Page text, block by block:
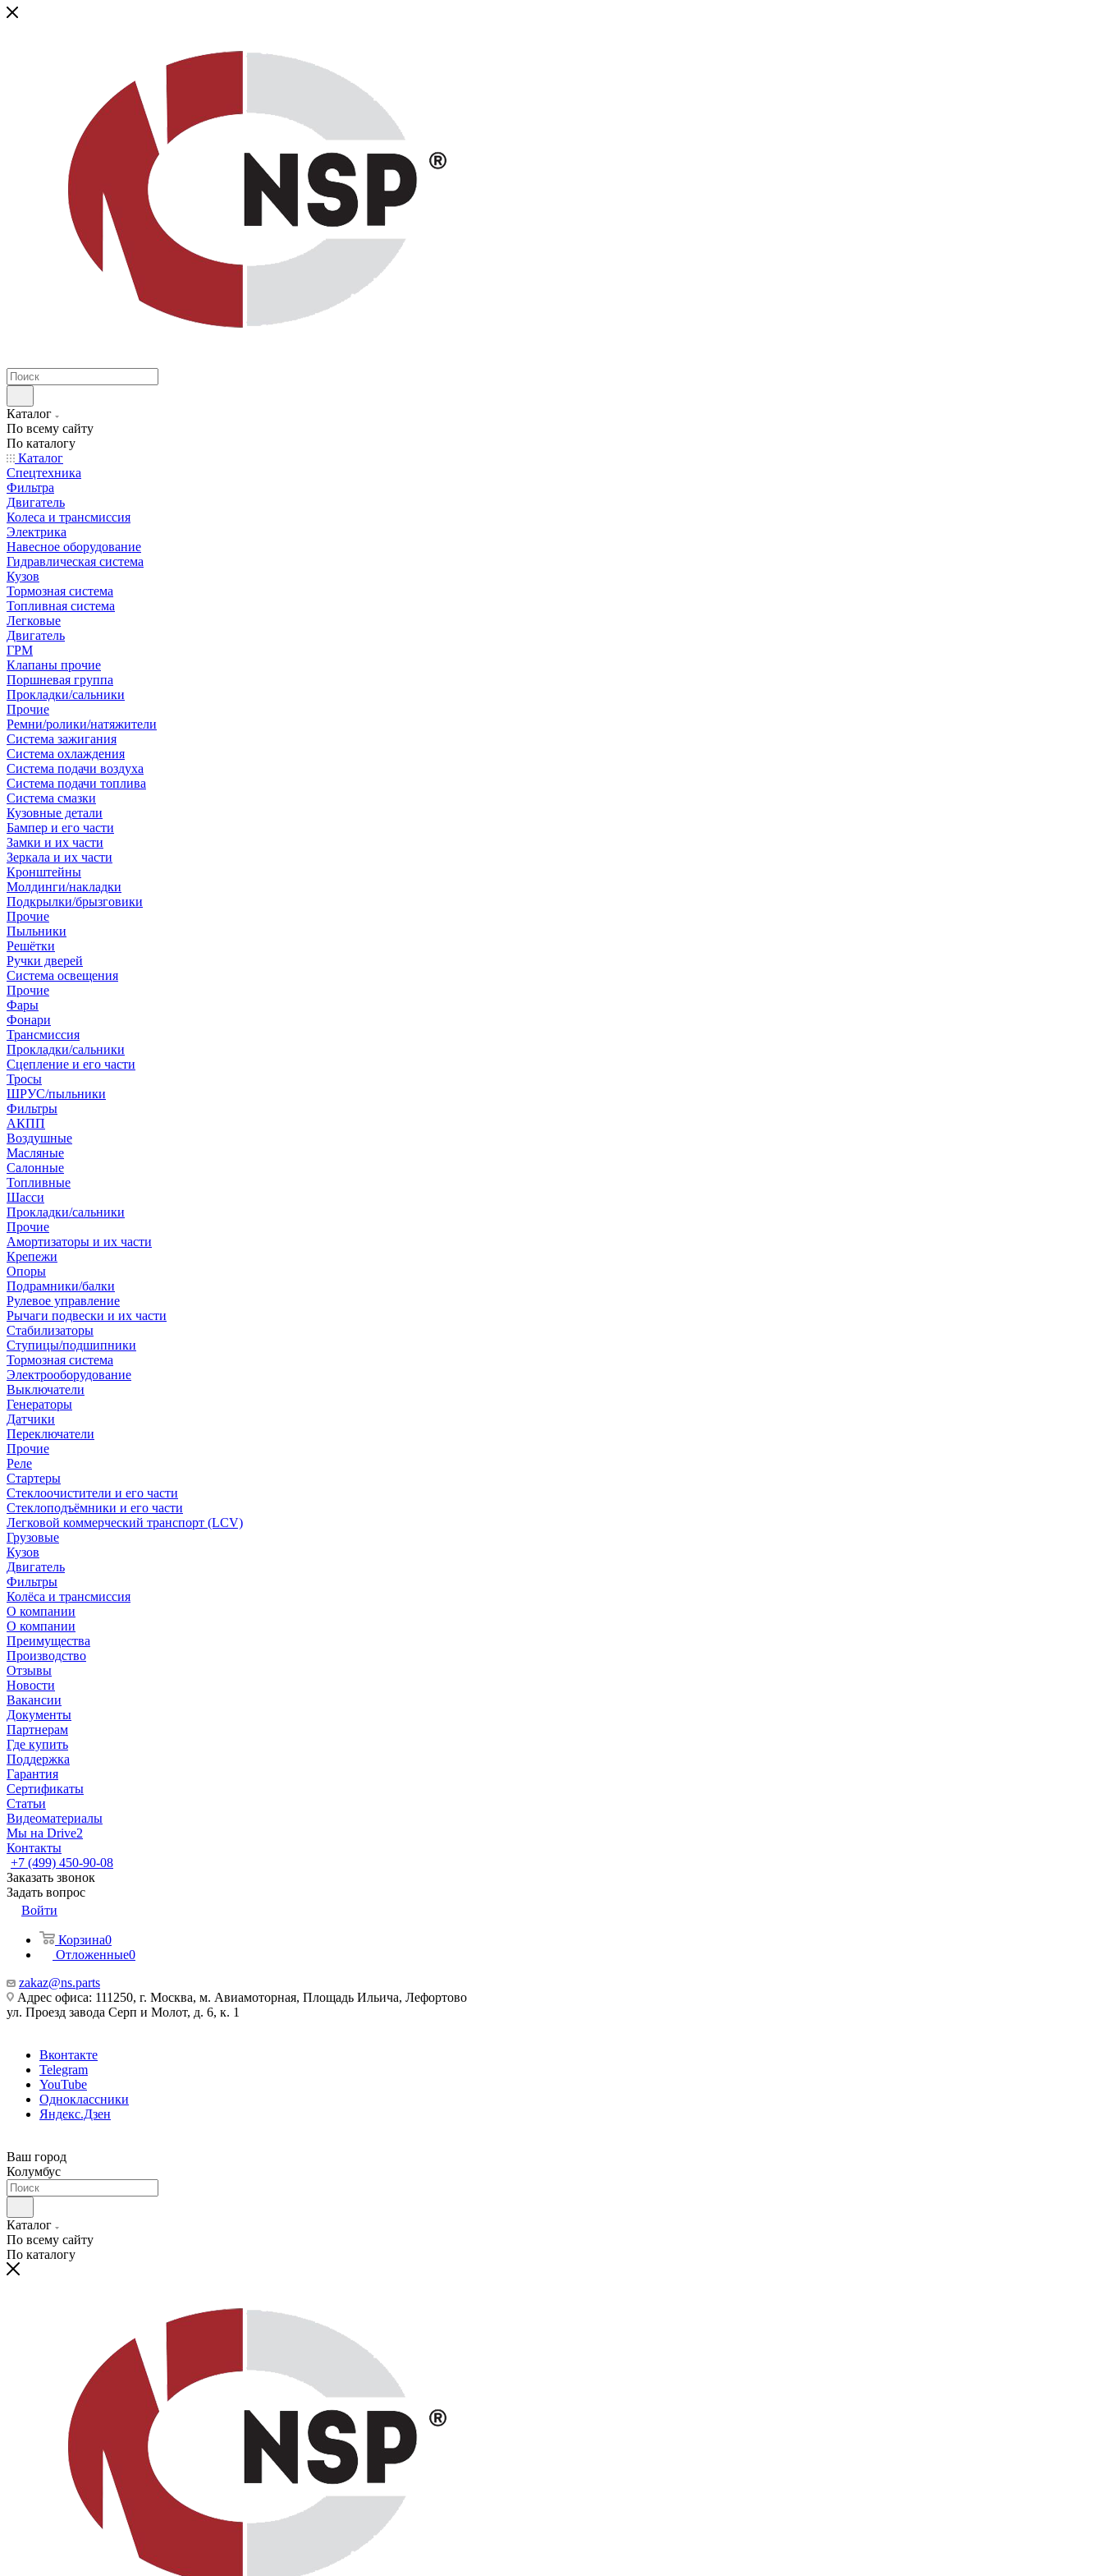
Каталог
По всему сайту
По каталогу
Каталог
Спецтехника
Фильтра
Двигатель
Колеса и трансмиссия
Электрика
Навесное оборудование
Гидравлическая система
Кузов
Тормозная система
Топливная система
Легковые
Двигатель
ГРМ
Клапаны прочие
Поршневая группа
Прокладки/сальники
Прочие
Ремни/ролики/натяжители
Система зажигания
Система охлаждения
Система подачи воздуха
Система подачи топлива
Система смазки
Кузовные детали
Бампер и его части
Замки и их части
Зеркала и их части
Кронштейны
Молдинги/накладки
Подкрылки/брызговики
Прочие
Пыльники
Решётки
Ручки дверей
Система освещения
Прочие
Фары
Фонари
Трансмиссия
Прокладки/сальники
Сцепление и его части
Тросы
ШРУС/пыльники
Фильтры
АКПП
Воздушные
Масляные
Салонные
Топливные
Шасси
Прокладки/сальники
Прочие
Амортизаторы и их части
Крепежи
Опоры
Подрамники/балки
Рулевое управление
Рычаги подвески и их части
Стабилизаторы
Ступицы/подшипники
Тормозная система
Электрооборудование
Выключатели
Генераторы
Датчики
Переключатели
Прочие
Реле
Стартеры
Стеклоочистители и его части
Стеклоподъёмники и его части
Легковой коммерческий транспорт (LCV)
Грузовые
Кузов
Двигатель
Фильтры
Колёса и трансмиссия
О компании
О компании
Преимущества
Производство
Отзывы
Новости
Вакансии
Документы
Партнерам
Где купить
Поддержка
Гарантия
Сертификаты
Статьи
Видеоматериалы
Мы на Drive2
Контакты
+7 (499) 450-90-08
Заказать звонок
Задать вопрос
Войти
Корзина0
Отложенные0
zakaz@ns.parts
Адрес офиса: 111250, г. Москва, м. Авиамоторная, Площадь Ильича, Лефортово
ул. Проезд завода Серп и Молот, д. 6, к. 1
Вконтакте
Telegram
YouTube
Одноклассники
Яндекс.Дзен
Ваш город
Колумбус
Каталог
По всему сайту
По каталогу